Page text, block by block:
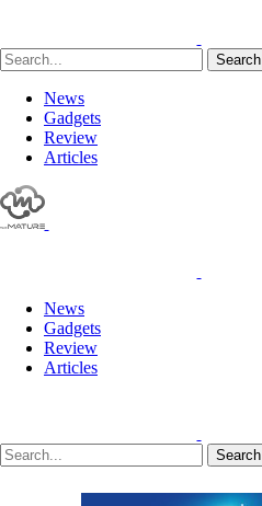
Search
News
Gadgets
Review
Articles
News
Gadgets
Review
Articles
Search